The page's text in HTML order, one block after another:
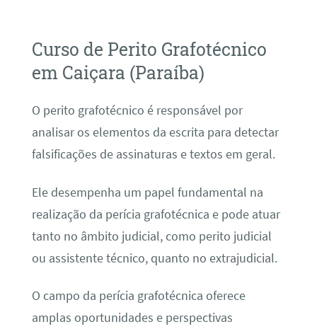
Curso de Perito Grafotécnico
em Caiçara (Paraíba)
O perito grafotécnico é responsável por
analisar os elementos da escrita para detectar
falsificações de assinaturas e textos em geral.
Ele desempenha um papel fundamental na
realização da perícia grafotécnica e pode atuar
tanto no âmbito judicial, como perito judicial
ou assistente técnico, quanto no extrajudicial.
O campo da perícia grafotécnica oferece
amplas oportunidades e perspectivas